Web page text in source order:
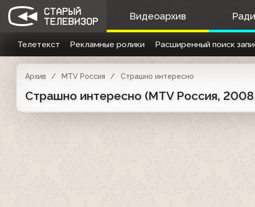
Видеоархив
Телетекст Рекламные ролики Расширенный поиск
Архив MTV Россия Страшно интересно
Страшно интересно (MTV Россия,